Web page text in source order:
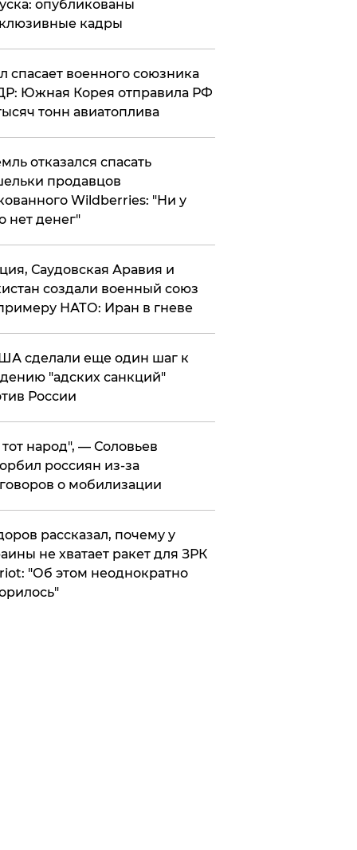
опубликованы
кадры
спасает военного союзника
Южная Корея отправила РФ
тонн авиатоплива
отказался спасать
продавцов
Wildberries: "Ни у
нет денег"
Саудовская Аравия и
создали военный союз
НАТО: Иран в гневе
сделали еще один шаг к
"адских санкций"
России
народ", — Соловьев
россиян из-за
о мобилизации
рассказал, почему у
не хватает ракет для ЗРК
"Об этом неоднократно